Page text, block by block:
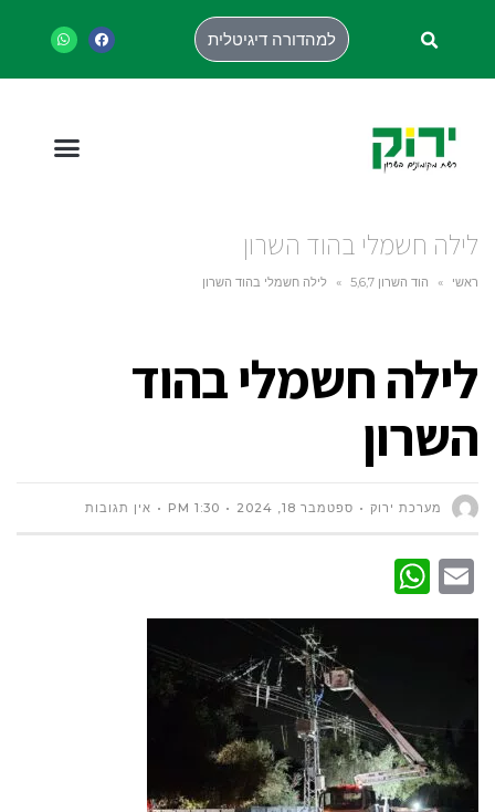
למהדורה דיגיטלית
לילה חשמלי בהוד השרון
ראשי » הוד השרון 5,6,7 » לילה חשמלי בהוד השרון
לילה חשמלי בהוד
השרון
מערכת ירוק ספטמבר 18, 2024 1:30 PM אין תגובות
Email